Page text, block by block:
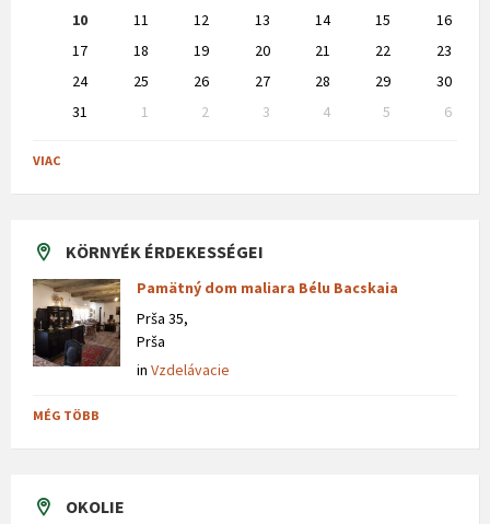
10
11 12 13 14 15
16
17
18 19 20 21 22
23
24
25 26 27 28 29
30
31
1 2 3 4 5
6
to
calendar
VIAC
KÖRNYÉK ÉRDEKESSÉGEI
Pamätný dom maliara Bélu Bacskaia
Prša 35,
Prša
in Vzdelávacie
MÉG TÖBB
OKOLIE